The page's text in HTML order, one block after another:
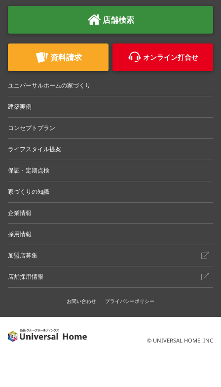
店舗検索
資料請求 オンライン打合せ
ユニバーサルホームの家づくり
建築実例
コンセプトプラン
ライフスタイル提案
保証・定期点検
家づくりの知識
企業情報
採用情報
加盟店募集
店舗採用情報
お問い合わせ プライバシーポリシー
© UNIVERSAL HOME. INC